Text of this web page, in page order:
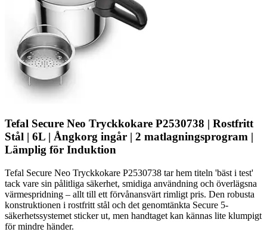
Tefal Secure Neo Tryckkokare P2530738 | Rostfritt
Stål | 6L | Ångkorg ingår | 2 matlagningsprogram |
Lämplig för Induktion
Tefal Secure Neo Tryckkokare P2530738 tar hem titeln 'bäst i test'
tack vare sin pålitliga säkerhet, smidiga användning och överlägsna
värmespridning – allt till ett förvånansvärt rimligt pris. Den robusta
konstruktionen i rostfritt stål och det genomtänkta Secure 5-
säkerhetssystemet sticker ut, men handtaget kan kännas lite klumpigt
för mindre händer.